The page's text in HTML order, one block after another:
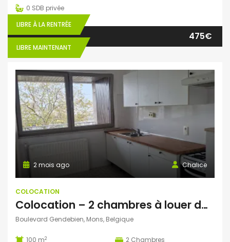
0 SDB privée
LIBRE À LA RENTRÉE
LIBRE MAINTENANT
475€
Chalice
2 mois ago
COLOCATION
Colocation – 2 chambres à louer dans un appart de 100m2 -près de la gare de Mons
Boulevard Gendebien, Mons, Belgique
100 m2 2 Chambres